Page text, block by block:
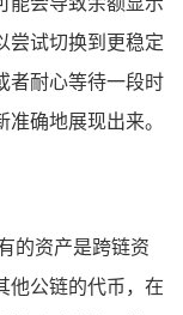
尝试切换到更稳定
者耐心等待一段时
确地展现出来。
的资产是跨链资
他公链的代币，在